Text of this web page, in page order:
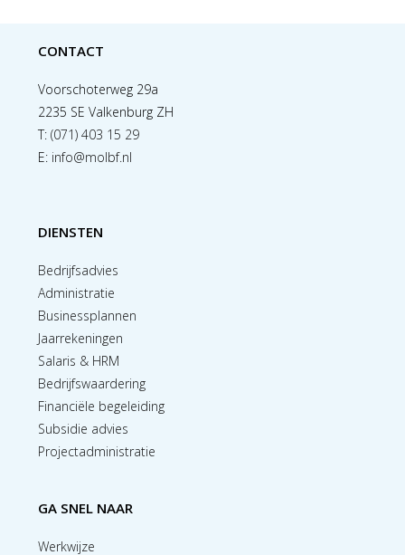
CONTACT
Voorschoterweg 29a
2235 SE Valkenburg ZH
T:(071) 403 15 29
E: info@molbf.nl
DIENSTEN
Bedrijfsadvies
Administratie
Businessplannen
Jaarrekeningen
Salaris & HRM
Bedrijfswaardering
Financiële begeleiding
Subsidie advies
Projectadministratie
GA SNEL NAAR
Werkwijze